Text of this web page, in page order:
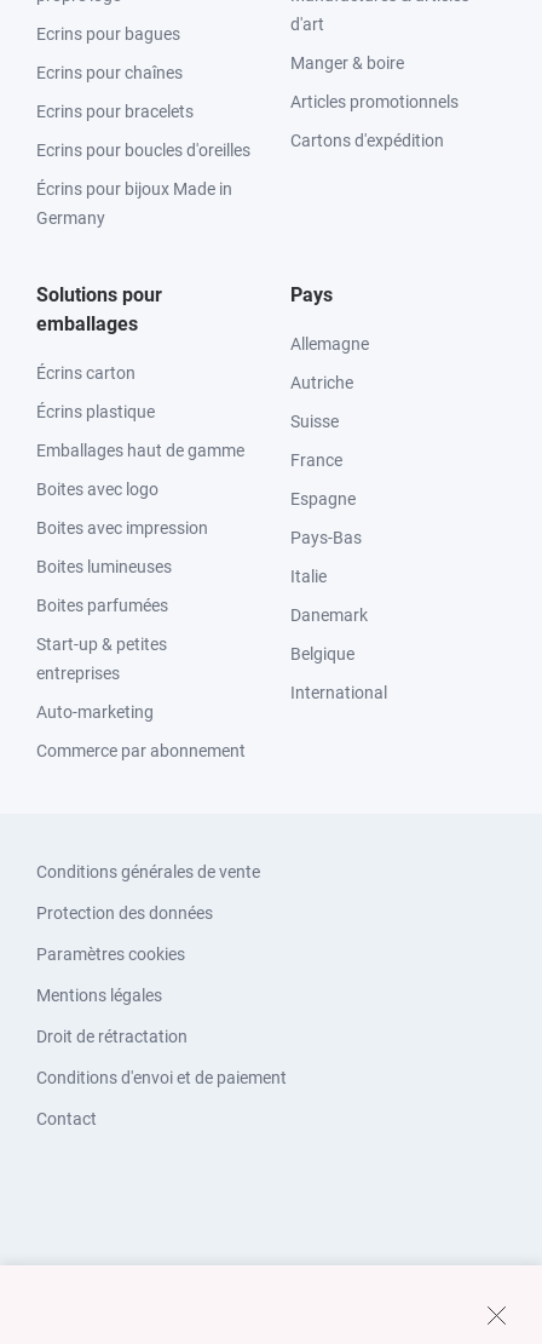
Ecrins pour bagues
Ecrins pour chaînes
Ecrins pour bracelets
Ecrins pour boucles d'oreilles
Écrins pour bijoux Made in
Germany
d'art
Manger & boire
Articles promotionnels
Cartons d'expédition
Solutions pour
emballages
Écrins carton
Écrins plastique
Emballages haut de gamme
Boites avec logo
Boites avec impression
Boites lumineuses
Boites parfumées
Start-up & petites
entreprises
Auto-marketing
Commerce par abonnement
Pays
Allemagne
Autriche
Suisse
France
Espagne
Pays-Bas
Italie
Danemark
Belgique
International
Conditions générales de vente
Protection des données
Paramètres cookies
Mentions légales
Droit de rétractation
Conditions d'envoi et de paiement
Contact